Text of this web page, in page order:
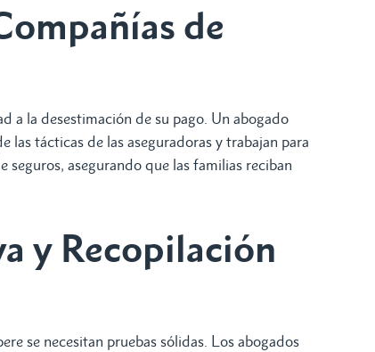
de
a la desestimación de su pago. Un abogado
tácticas de las aseguradoras y trabajan para
seguros, asegurando que las familias reciban
y Recopilación
se necesitan pruebas sólidas. Los abogados